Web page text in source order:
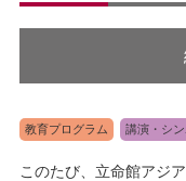
教育プログラム 講演・シ
このたび、立命館アジ